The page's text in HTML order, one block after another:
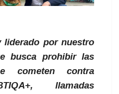
liderado por nuestro
busca prohibir las
cometen contra
llamadas